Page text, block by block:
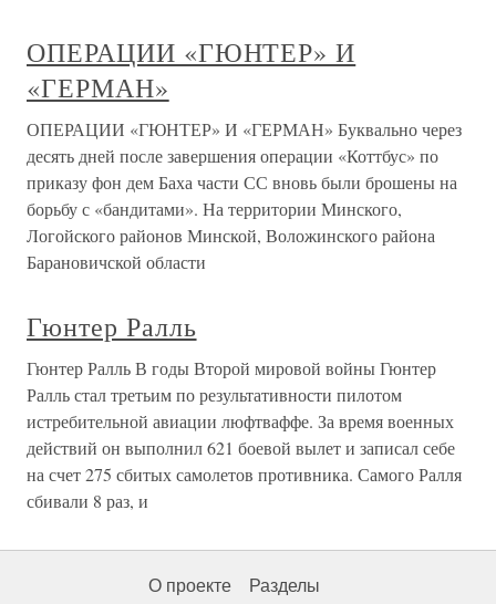
ОПЕРАЦИИ «ГЮНТЕР» И
«ГЕРМАН»
ОПЕРАЦИИ «ГЮНТЕР» И «ГЕРМАН» Буквально через
десять дней после завершения операции «Коттбус» по
приказу фон дем Баха части СС вновь были брошены на
борьбу с «бандитами». На территории Минского,
Логойского районов Минской, Воложинского района
Барановичской области
Гюнтер Ралль
Гюнтер Ралль В годы Второй мировой войны Гюнтер
Ралль стал третьим по результативности пилотом
истребительной авиации люфтваффе. За время военных
действий он выполнил 621 боевой вылет и записал себе
на счет 275 сбитых самолетов противника. Самого Ралля
сбивали 8 раз, и
О проекте Разделы